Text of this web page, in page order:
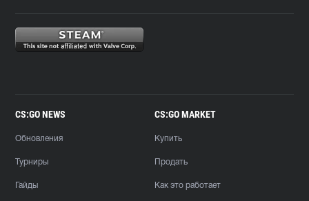
CS:GO NEWS
Обновления
Турниры
Гайды
CS:GO MARKET
Купить
Продать
Как это работает